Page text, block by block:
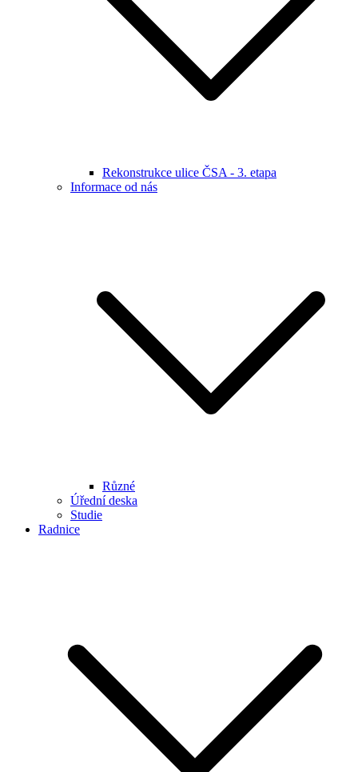
Rekonstrukce ulice ČSA - 3. etapa
Informace od nás
Různé
Úřední deska
Studie
Radnice